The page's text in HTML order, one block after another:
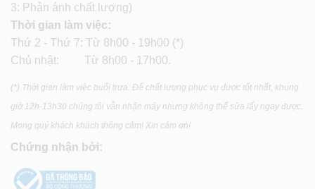
3: Phản ánh chất lượng)
Thời gian làm việc:
Thứ 2 - Thứ 7: Từ 8h00 - 19h00 (*)
Chủ nhật: Từ 8h00 - 17h00.
(*) Thời gian làm việc buổi trưa: Để chất lượng phục vụ được tốt nhất, khung
giờ 12h-13h30 chúng tôi vẫn nhận máy nhưng không thể sửa lấy ngay được.
Mong quý khách khách thông cảm! Xin cảm ơn!
Chứng nhận bởi: